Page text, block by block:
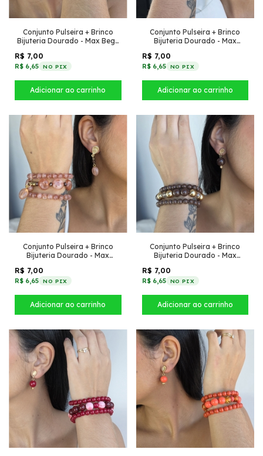
Conjunto Pulseira + Brinco
Bijuteria Dourado - Max Bege
R$ 7,00
R$ 6,65 NO PIX
Conjunto Pulseira + Brinco
Bijuteria Dourado - Max
R$ 7,00
R$ 6,65 NO PIX
Conjunto Pulseira + Brinco
Bijuteria Dourado - Max
R$ 7,00
R$ 6,65 NO PIX
Conjunto Pulseira + Brinco
Bijuteria Dourado - Max
R$ 7,00
R$ 6,65 NO PIX